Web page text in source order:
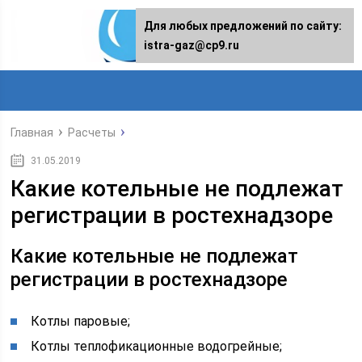
Главная Расчеты
31.05.2019
Какие котельные не подлежат
регистрации в ростехнадзоре
Какие котельные не подлежат
регистрации в ростехнадзоре
Котлы паровые;
Котлы теплофикационные водогрейные;
Для любых предложений по сайту:
istra-gaz@cp9.ru